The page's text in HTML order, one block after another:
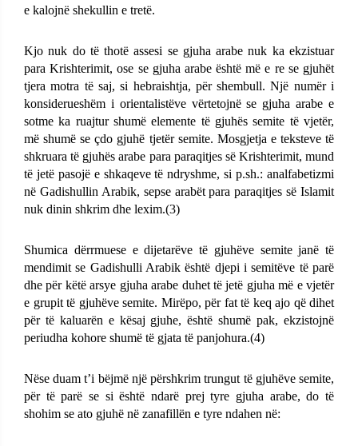
e kalojnë shekullin e tretë.
Kjo nuk do të thotë assesi se gjuha arabe nuk ka ekzistuar
para Krishterimit, ose se gjuha arabe është më e re se gjuhët
tjera motra të saj, si hebraishtja, për shembull. Një numër i
konsiderueshëm i orientalistëve vërtetojnë se gjuha arabe e
sotme ka ruajtur shumë elemente të gjuhës semite të vjetër,
më shumë se çdo gjuhë tjetër semite. Mosgjetja e teksteve të
shkruara të gjuhës arabe para paraqitjes së Krishterimit, mund
të jetë pasojë e shkaqeve të ndryshme, si p.sh.: analfabetizmi
në Gadishullin Arabik, sepse arabët para paraqitjes së Islamit
nuk dinin shkrim dhe lexim.(3)
Shumica dërrmuese e dijetarëve të gjuhëve semite janë të
mendimit se Gadishulli Arabik është djepi i semitëve të parë
dhe për këtë arsye gjuha arabe duhet të jetë gjuha më e vjetër
e grupit të gjuhëve semite. Mirëpo, për fat të keq ajo që dihet
për të kaluarën e kësaj gjuhe, është shumë pak, ekzistojnë
periudha kohore shumë të gjata të panjohura.(4)
Nëse duam t’i bëjmë një përshkrim trungut të gjuhëve semite,
për të parë se si është ndarë prej tyre gjuha arabe, do të
shohim se ato gjuhë në zanafillën e tyre ndahen në: